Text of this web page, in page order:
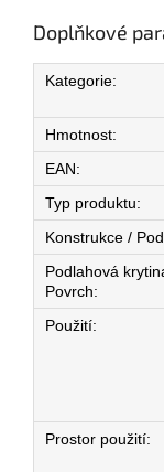
Doplňkové
Kategorie:
Hmotnost:
EAN:
Typ produktu:
Konstrukce /
Podlahová
Povrch:
Použití:
Prostor použití: